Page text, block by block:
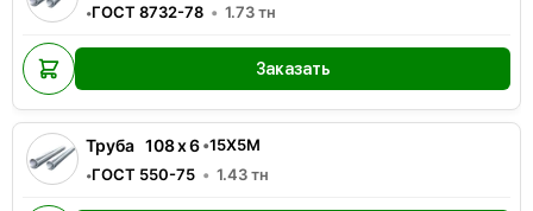
•ГОСТ 8732-78 1.73тн
Заказать
Труба 108x6•15Х5М
•ГОСТ 550-75 1.43тн